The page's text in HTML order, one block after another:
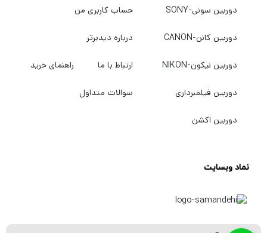
دوربین سونی-SONY
دوربین کانن-CANON
دوربین نیکون-NIKON
دوربین فیلمبرداری
دوربین اکشن
حساب کاربری من
درباره دیدبرتر
ارتباط با ما راهنمای خرید
سوالات متداول
نماد وبسایت